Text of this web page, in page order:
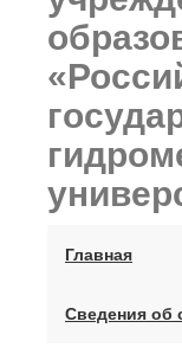
Главная
Сведения об